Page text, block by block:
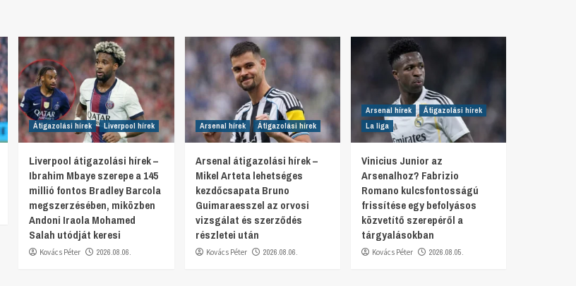
Átigazolási hírek Liverpool hírek
Liverpool átigazolási hírek –
Ibrahim Mbaye szerepe a 145
millió fontos Bradley Barcola
megszerzésében, miközben
Andoni Iraola Mohamed
Salah utódját keresi
Kovács Péter 2026.08.06.
Arsenal hírek Átigazolási hírek
Arsenal átigazolási hírek –
Mikel Arteta lehetséges
kezdőcsapata Bruno
Guimaraesszel az orvosi
vizsgálat és szerződés
részletei után
Kovács Péter 2026.08.06.
Arsenal hírek
Átigazolási hírek
La liga
Vinicius Junior az
Arsenalhoz? Fabrizio
Romano kulcsfontosságú
frissítése egy befolyásos
közvetítő szerepéről a
tárgyalásokban
Kovács Péter 2026.08.05.